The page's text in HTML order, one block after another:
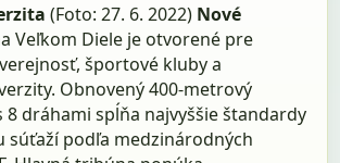
(Foto: 27. 6. 2022) Nové
Veľkom Diele je otvorené pre
športové kluby a
Obnovený 400-metrový
8 dráhami spĺňa najvyššie štandardy
súťaží podľa medzinárodných